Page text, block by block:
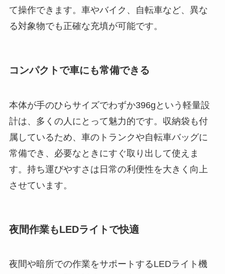
て操作できます。車やバイク、自転車など、異な
る対象物でも正確な充填が可能です。
コンパクトで車にも常備できる
本体が手のひらサイズでわずか396gという軽量設
計は、多くの人にとって魅力的です。収納袋も付
属しているため、車のトランクや自転車バッグに
常備でき、必要なときにすぐ取り出して使えま
す。持ち運びやすさは日常の利便性を大きく向上
させています。
夜間作業もLEDライトで快適
夜間や暗所での作業をサポートするLEDライト機